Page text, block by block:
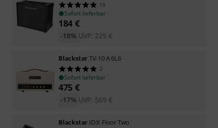
13
Sofort lieferbar
184 €
UVP: 225 €
-18%
BlackstarTV-10 A 6L6
2
Sofort lieferbar
475 €
UVP: 569 €
-17%
Blackstar ID:X Floor Two